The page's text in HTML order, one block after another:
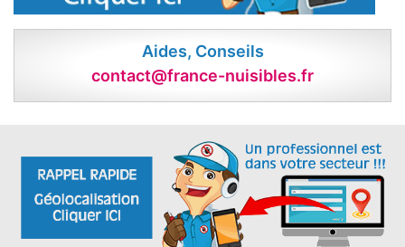
Aides, Conseils
contact@france-nuisibles.fr